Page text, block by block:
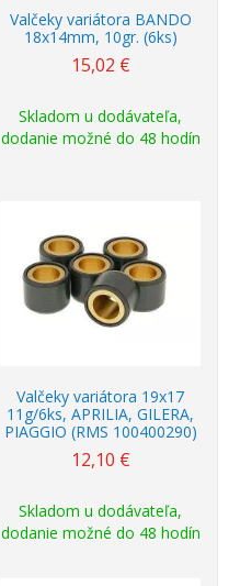
Valčeky variátora BANDO
18x14mm, 10gr. (6ks)
15,02 €
Skladom u dodávateľa,
dodanie možné do 48 hodín
Valčeky variátora 19x17
11g/6ks, APRILIA, GILERA,
PIAGGIO (RMS 100400290)
12,10 €
Skladom u dodávateľa,
dodanie možné do 48 hodín